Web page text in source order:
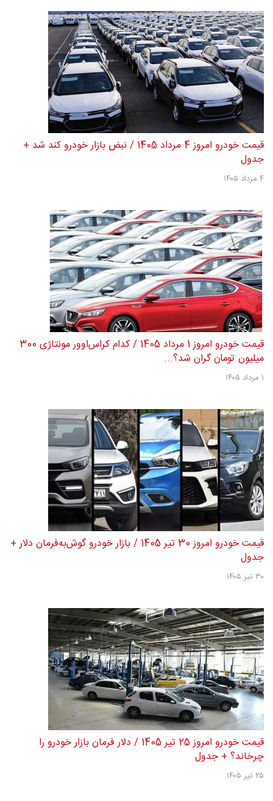
قیمت خودرو امروز 4 مرداد 1405 / نبض بازار خودرو کند شد +
جدول
۴ مرداد ۱۴۰۵
قیمت خودرو امروز 1 مرداد 1405 / کدام کراس‌اوور مونتاژی 300
میلیون تومان گران شد؟...
۱ مرداد ۱۴۰۵
قیمت خودرو امروز 30 تیر 1405 / بازار خودرو گوش‌به‌فرمان دلار +
جدول
۳۰ تیر ۱۴۰۵
قیمت خودرو امروز 25 تیر 1405 / دلار فرمان بازار خودرو را
چرخاند؟ + جدول
۲۵ تیر ۱۴۰۵